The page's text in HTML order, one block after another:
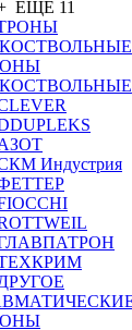
ЕЩЕ 11
Индустрия